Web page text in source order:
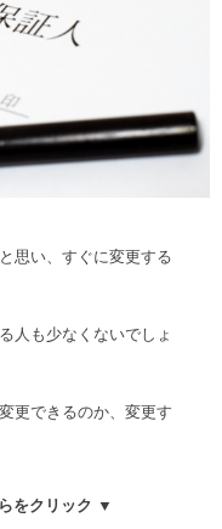
思い、すぐに変更する
人も少なくないでしょ
更できるのか、変更す
をクリック ▼